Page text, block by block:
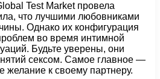
Test Market провела
что лучшими любовниками
Однако их конфигурация
во время интимной
Будьте уверены, они
сексом. Самое главное —
желание к своему партнеру.